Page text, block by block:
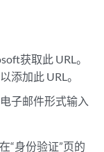
获取此 URL。
添加此 URL。
子邮件形式输入
“身份验证”页的